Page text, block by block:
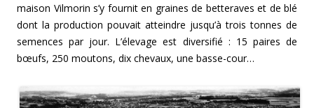
maison Vilmorin s’y fournit en graines de betteraves et de blé
dont la production pouvait atteindre jusqu’à trois tonnes de
semences par jour. L’élevage est diversifié : 15 paires de
bœufs, 250 moutons, dix chevaux, une basse-cour…